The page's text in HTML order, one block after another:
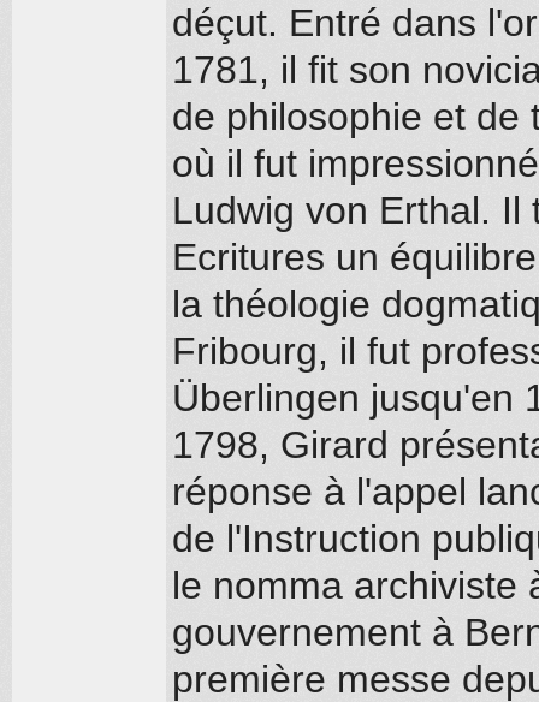
déçut. Entré dans
1781, il fit son
de philosophie et de
où il fut
Ludwig von Erthal.
Ecritures un
la théologie
Fribourg, il fut
Überlingen jusqu'en
1798, Girard
réponse à l'appel
de l'Instruction
le nomma archiviste
gouvernement à
première messe